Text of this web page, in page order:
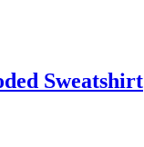
Sweatshirt